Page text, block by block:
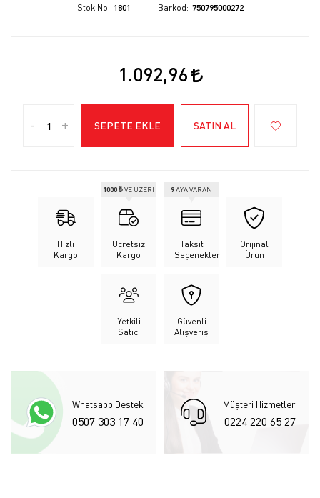
Stok No 1801 Barkod 750795000272
1.092,96
- + SEPETE EKLE SATIN AL
Hızlı
Kargo
Ücretsiz
Kargo
1000 ₺VE ÜZERİ
Taksit
Seçenekleri
9AYA VARAN
Orijinal
Ürün
Yetkili
Satıcı
Güvenli
Alışveriş
Whatsapp Destek
0507 303 17 40
Müşteri Hizmetleri
0224 220 65 27